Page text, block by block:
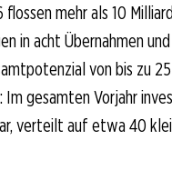
mehr als 10
in acht Übernahmen
von bis zu
Im gesamten Vorjahr
verteilt auf etwa 40